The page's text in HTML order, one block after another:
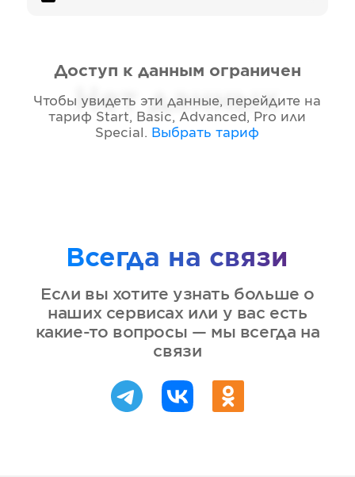
Нет данных
Доступ к данным ограничен
Чтобы увидеть эти данные, перейдите на
тариф Start, Basic, Advanced, Pro или
Special . Выбрать тариф
Всегда на связи
Если вы хотите узнать больше о
наших сервисах или у вас есть
какие-то вопросы — мы всегда на
связи